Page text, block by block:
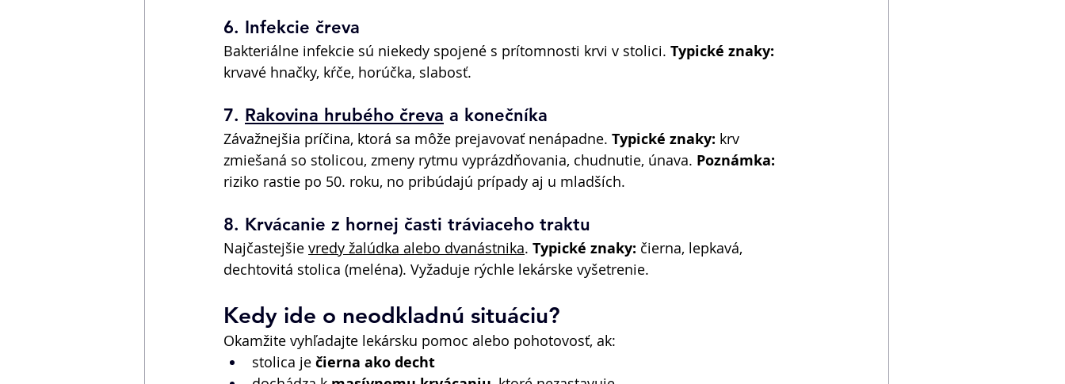
6. Infekcie čreva
Bakteriálne infekcie sú niekedy spojené s prítomnosti krvi v stolici. Typické znaky:
krvavé hnačky, kŕče, horúčka, slabosť.
7. Rakovina hrubého čreva a konečníka
Závažnejšia príčina, ktorá sa môže prejavovať nenápadne. Typické znaky: krv
zmiešaná so stolicou, zmeny rytmu vyprázdňovania, chudnutie, únava. Poznámka:
riziko rastie po 50. roku, no pribúdajú prípady aj u mladších.
8. Krvácanie z hornej časti tráviaceho traktu
Najčastejšie vredy žalúdka alebo dvanástnika. Typické znaky: čierna, lepkavá,
dechtovitá stolica (meléna). Vyžaduje rýchle lekárske vyšetrenie.
Kedy ide o neodkladnú situáciu?
Okamžite vyhľadajte lekársku pomoc alebo pohotovosť, ak:
stolica je čierna ako decht